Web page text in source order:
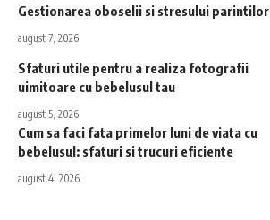
Gestionarea oboselii si stresului parintilor
august 7, 2026
Sfaturi utile pentru a realiza fotografii
uimitoare cu bebelusul tau
august 5, 2026
Cum sa faci fata primelor luni de viata cu
bebelusul: sfaturi si trucuri eficiente
august 4, 2026